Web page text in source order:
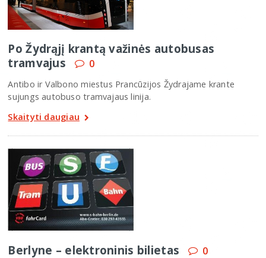
Po Žydrąjį krantą važinės autobusas
tramvajus
0
Antibo ir Valbono miestus Prancūzijos Žydrajame krante
sujungs autobuso tramvajaus linija.
Skaityti daugiau
Berlyne – elektroninis bilietas 0